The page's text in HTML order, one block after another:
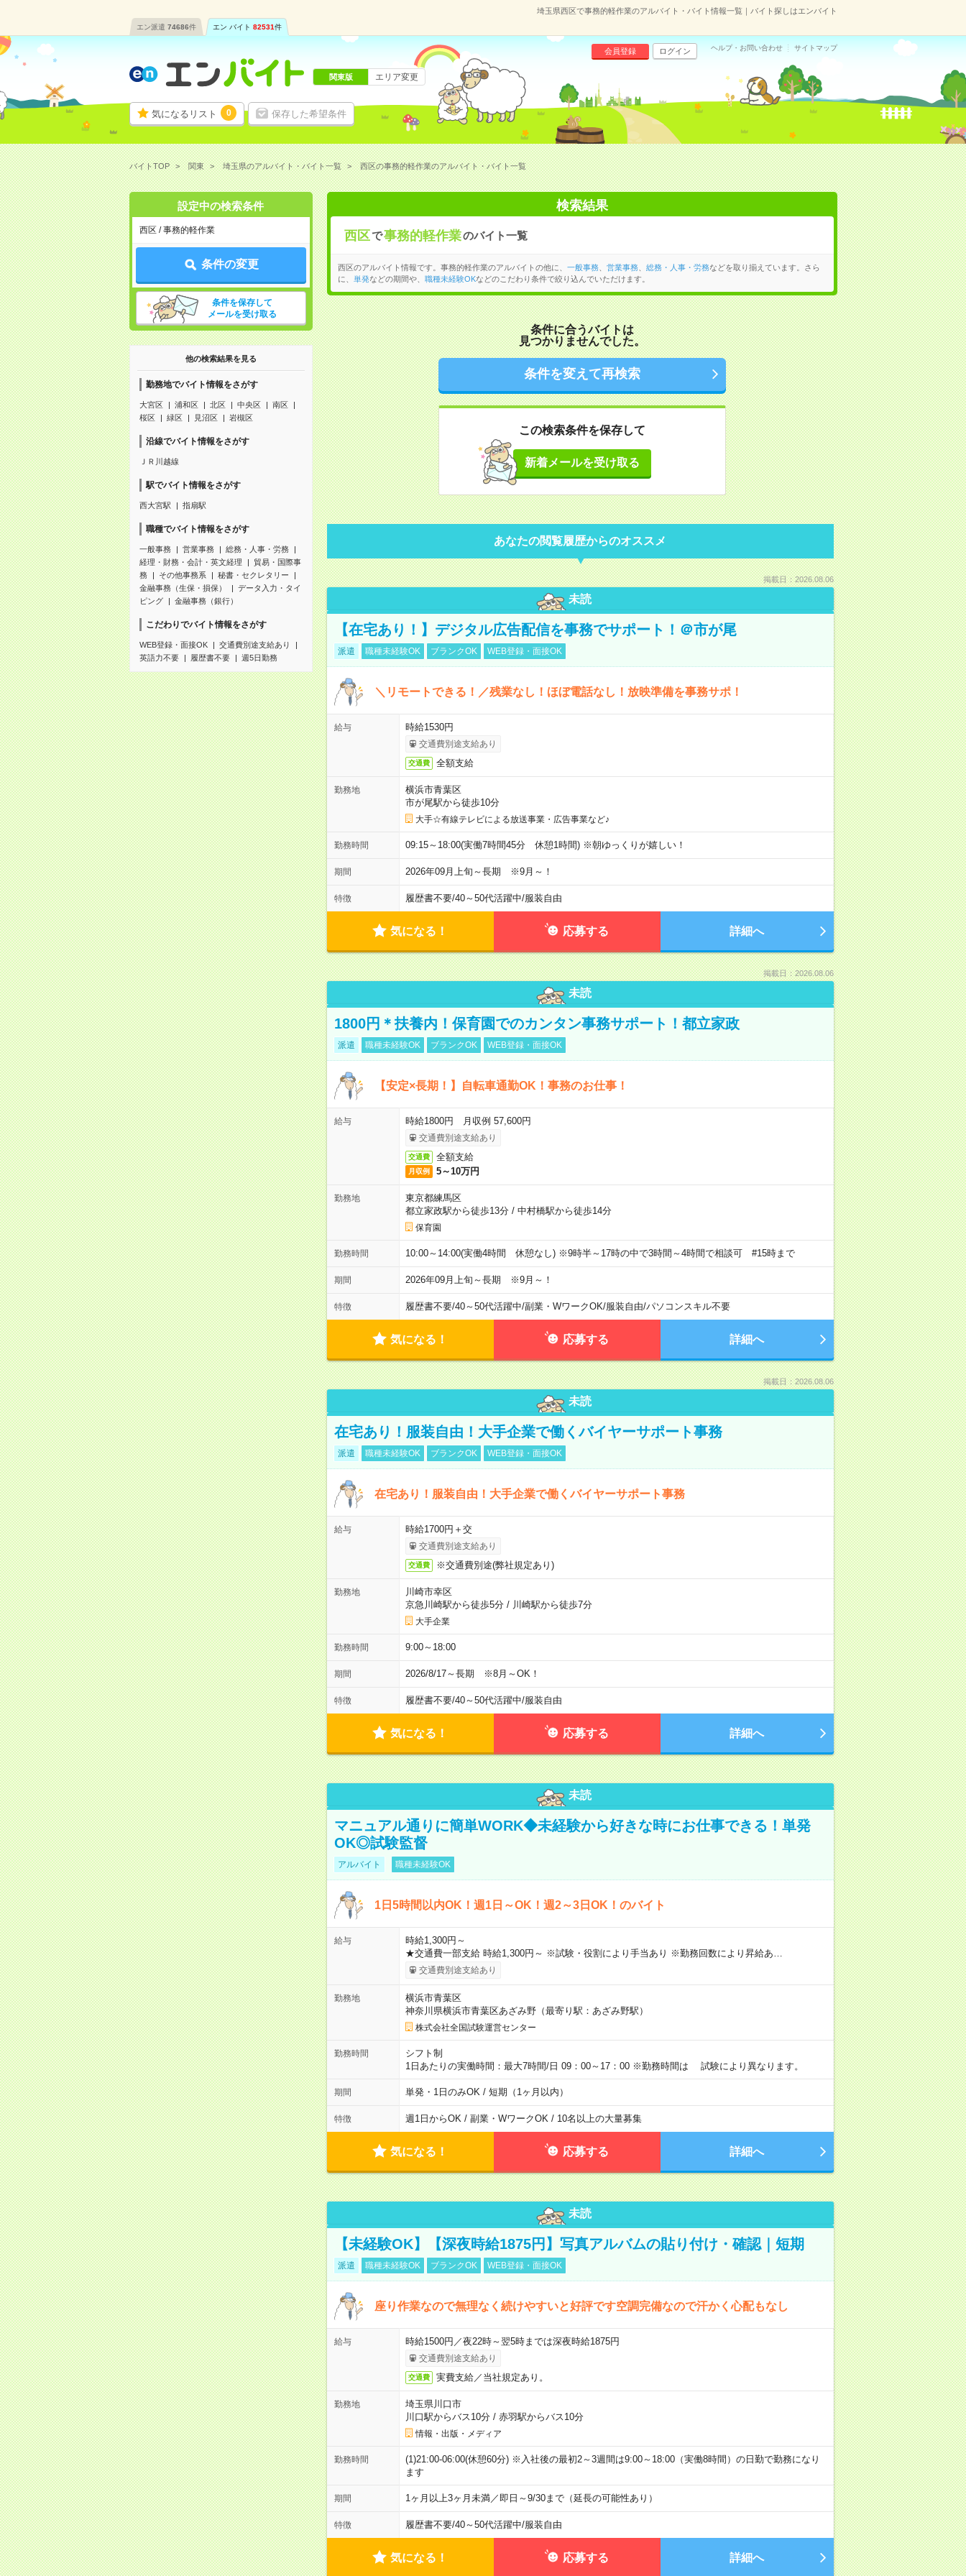
埼玉県西区で事務的軽作業のアルバイト・バイト情報一覧｜バイト探しはエンバイト
エン派遣 74686件 エン バイト 82531件
気になるリスト 0 保存した希望条件
会員登録 ログイン ヘルプ・お問い合わせ サイトマップ
関東版 エリア変更
バイトTOP 関東 埼玉県のアルバイト・バイト一覧 西区の事務的軽作業のアルバイト・バイト一覧
設定中の検索条件
西区 / 事務的軽作業
条件の変更
条件を保存して
メールを受け取る
他の検索結果を見る
勤務地でバイト情報をさがす
大宮区 浦和区 北区 中央区
南区
桜区
緑区 見沼区 岩槻区
沿線でバイト情報をさがす
ＪＲ川越線
駅でバイト情報をさがす
西大宮駅 指扇駅
職種でバイト情報をさがす
一般事務 営業事務
総務・人事・労務
経理・財務・会計・英文経理
貿易・国際事
務
その他事務系
秘書・セクレタリー
金融事務（生保・損保）
データ入力・タイ
ピング
金融事務（銀行）
こだわりでバイト情報をさがす
WEB登録・面接OK
交通費別途支給あり
英語力不要
履歴書不要 週5日勤務
検索結果
西区で事務的軽作業のバイト一覧
西区のアルバイト情報です。事務的軽作業のアルバイトの他に、 一般事務、 営業事務、 総務・人事・労務などを取り揃えています。さら
に、
単発などの期間や、 職種未経験OKなどのこだわり条件で絞り込んでいただけます。
条件に合うバイトは
見つかりませんでした。
条件を変えて再検索
この検索条件を保存して
新着メールを受け取る
あなたの閲覧履歴からのオススメ
掲載日：2026.08.06
未読
【在宅あり！】デジタル広告配信を事務でサポート！＠市が尾
派遣 職種未経験OK ブランクOK WEB登録・面接OK
＼リモートできる！／残業なし！ほぼ電話なし！放映準備を事務サポ！
給与 時給1530円
交通費別途支給あり
交通費 全額支給
勤務地
横浜市青葉区
市が尾駅から徒歩10分
大手☆有線テレビによる放送事業・広告事業など♪
勤務時間 09:15～18:00(実働7時間45分 休憩1時間) ※朝ゆっくりが嬉しい！
期間 2026年09月上旬～長期 ※9月～！
特徴 履歴書不要/40～50代活躍中/服装自由
気になる！ 応募する 詳細へ
掲載日：2026.08.06
未読
1800円＊扶養内！保育園でのカンタン事務サポート！都立家政
派遣 職種未経験OK ブランクOK WEB登録・面接OK
【安定×長期！】自転車通勤OK！事務のお仕事！
給与 時給1800円 月収例 57,600円
交通費別途支給あり
交通費 全額支給
月収例 5～10万円
勤務地
東京都練馬区
都立家政駅から徒歩13分/ 中村橋駅から徒歩14分
保育園
勤務時間 10:00～14:00(実働4時間 休憩なし) ※9時半～17時の中で3時間～4時間で相談可 #15時まで
期間 2026年09月上旬～長期 ※9月～！
特徴 履歴書不要/40～50代活躍中/副業・WワークOK/服装自由/パソコンスキル不要
気になる！ 応募する 詳細へ
掲載日：2026.08.06
未読
在宅あり！服装自由！大手企業で働くバイヤーサポート事務
派遣 職種未経験OK ブランクOK WEB登録・面接OK
在宅あり！服装自由！大手企業で働くバイヤーサポート事務
給与 時給1700円＋交
交通費別途支給あり
交通費 ※交通費別途(弊社規定あり)
勤務地
川崎市幸区
京急川崎駅から徒歩5分/ 川崎駅から徒歩7分
大手企業
勤務時間 9:00～18:00
期間 2026/8/17～長期 ※8月～OK！
特徴 履歴書不要/40～50代活躍中/服装自由
気になる！ 応募する 詳細へ
未読
マニュアル通りに簡単WORK◆未経験から好きな時にお仕事できる！単発
OK◎試験監督
アルバイト 職種未経験OK
1日5時間以内OK！週1日～OK！週2～3日OK！のバイト
給与
時給1,300円～
★交通費一部支給 時給1,300円～ ※試験・役割により手当あり ※勤務回数により昇給あ…
交通費別途支給あり
勤務地
横浜市青葉区
神奈川県横浜市青葉区あざみ野（最寄り駅：あざみ野駅）
株式会社全国試験運営センター
勤務時間
シフト制
1日あたりの実働時間：最大7時間/日 09：00～17：00 ※勤務時間は 試験により異なります。
期間 単発・1日のみOK / 短期（1ヶ月以内）
特徴 週1日からOK / 副業・WワークOK / 10名以上の大量募集
気になる！ 応募する 詳細へ
未読
【未経験OK】【深夜時給1875円】写真アルバムの貼り付け・確認｜短期
派遣 職種未経験OK ブランクOK WEB登録・面接OK
座り作業なので無理なく続けやすいと好評です空調完備なので汗かく心配もなし
給与 時給1500円／夜22時～翌5時までは深夜時給1875円
交通費別途支給あり
交通費 実費支給／当社規定あり。
勤務地
埼玉県川口市
川口駅からバス10分/ 赤羽駅からバス10分
情報・出版・メディア
勤務時間
(1)21:00-06:00(休憩60分) ※入社後の最初2～3週間は9:00～18:00（実働8時間）の日勤で勤務になり
ます
期間 1ヶ月以上3ヶ月未満／即日～9/30まで（延長の可能性あり）
特徴 履歴書不要/40～50代活躍中/服装自由
気になる！ 応募する 詳細へ